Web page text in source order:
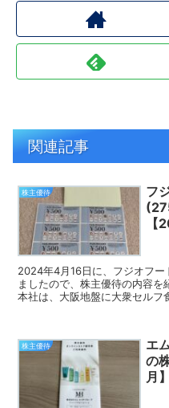
関連記事
株主優待
フ
【
2024年4月16日に、フジオフー
ましたので、株主優待の内容
本社は、大阪地盤に大衆セルフ
株主優待
エ
の
月】